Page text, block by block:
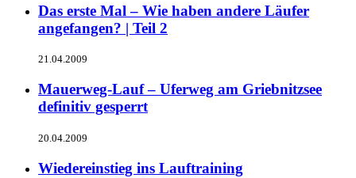
Das erste Mal – Wie haben andere Läufer
angefangen? | Teil 2
21.04.2009
Mauerweg-Lauf – Uferweg am Griebnitzsee
definitiv gesperrt
20.04.2009
Wiedereinstieg ins Lauftraining